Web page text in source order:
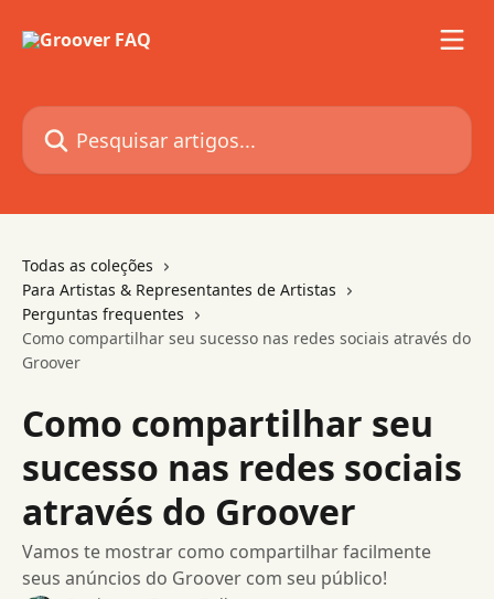
Pesquisar artigos...
Todas as coleções
Para Artistas & Representantes de Artistas
Perguntas frequentes
Como compartilhar seu sucesso nas redes sociais através do
Groover
Como compartilhar seu
sucesso nas redes sociais
através do Groover
Vamos te mostrar como compartilhar facilmente
seus anúncios do Groover com seu público!